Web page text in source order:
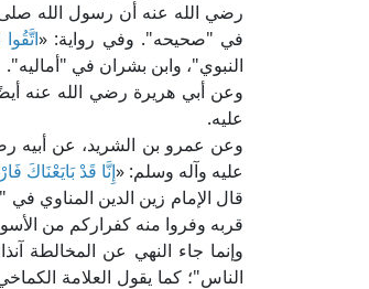
رضي الله عنه أن رسول الله
في "صحيحه". وفي رواية: «
النبوي"، وابن بشران في "أماليه".
وعن أبي هريرة رضي الله عنه
عليه.
وعن عمرو بن الشريد، عن أبيه
عليه وآله وسلم: «إِنَّا قَدْ بَايَعْنَاكَ
قربه وفروا منه كفراركم من
وإنما جاء النهي عن المخالطة